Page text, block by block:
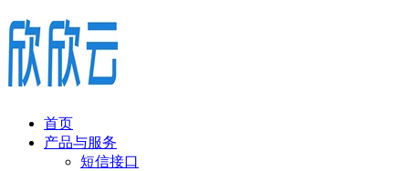
首页
产品与服务
短信接口